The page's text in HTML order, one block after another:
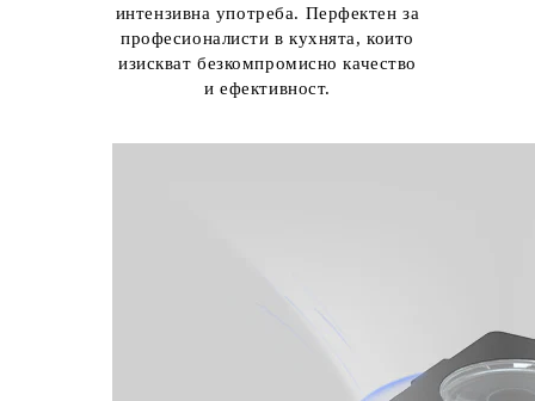
интензивна употреба. Перфектен за
професионалисти в кухнята, които
изискват безкомпромисно качество
и ефективност.